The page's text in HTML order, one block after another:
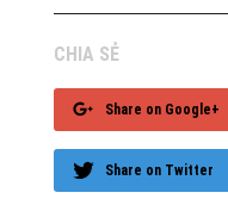
CHIA SẺ
Share on Google+
Share on Twitter